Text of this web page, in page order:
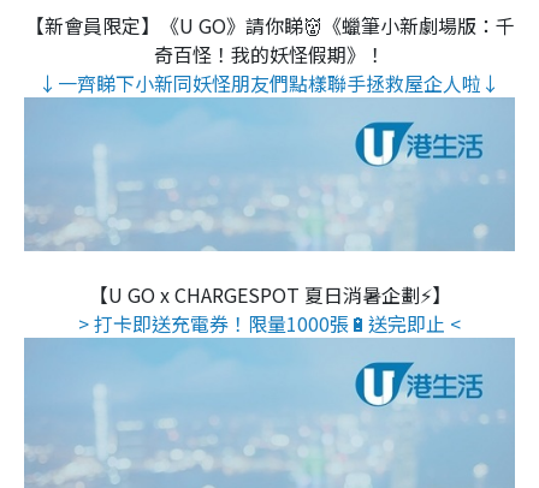
【新會員限定】《U GO》請你睇👹《蠟筆小新劇場版：千
奇百怪！我的妖怪假期》！
↓一齊睇下小新同妖怪朋友們點樣聯手拯救屋企人啦↓
【U GO x CHARGESPOT 夏日消暑企劃⚡】
> 打卡即送充電券！限量1000張🔋送完即止 <